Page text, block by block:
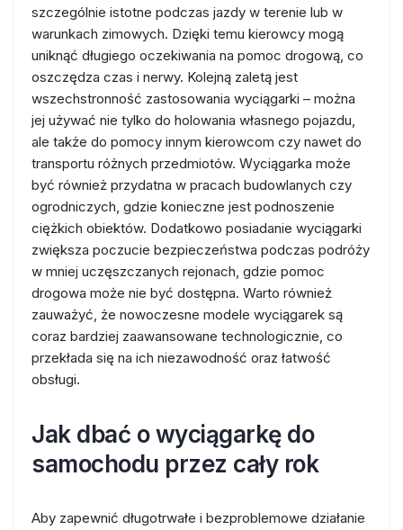
szczególnie istotne podczas jazdy w terenie lub w
warunkach zimowych. Dzięki temu kierowcy mogą
uniknąć długiego oczekiwania na pomoc drogową, co
oszczędza czas i nerwy. Kolejną zaletą jest
wszechstronność zastosowania wyciągarki – można
jej używać nie tylko do holowania własnego pojazdu,
ale także do pomocy innym kierowcom czy nawet do
transportu różnych przedmiotów. Wyciągarka może
być również przydatna w pracach budowlanych czy
ogrodniczych, gdzie konieczne jest podnoszenie
ciężkich obiektów. Dodatkowo posiadanie wyciągarki
zwiększa poczucie bezpieczeństwa podczas podróży
w mniej uczęszczanych rejonach, gdzie pomoc
drogowa może nie być dostępna. Warto również
zauważyć, że nowoczesne modele wyciągarek są
coraz bardziej zaawansowane technologicznie, co
przekłada się na ich niezawodność oraz łatwość
obsługi.
Jak dbać o wyciągarkę do
samochodu przez cały rok
Aby zapewnić długotrwałe i bezproblemowe działanie